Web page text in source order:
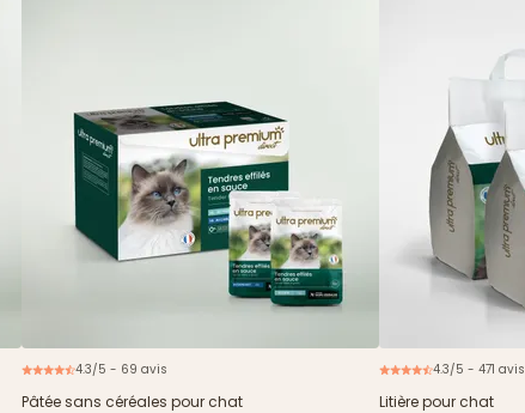
4.3/5 - 69 avis
Pâtée sans céréales pour chat
4.3/5 - 471 avis
Litière pour chat